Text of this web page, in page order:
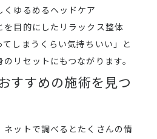
くゆるめるヘッドケア
を目的にしたリラックス整体
しまうくらい気持ちいい」と
リセットにもつながります。
すすめの施術を見つ
ットで調べるとたくさんの情